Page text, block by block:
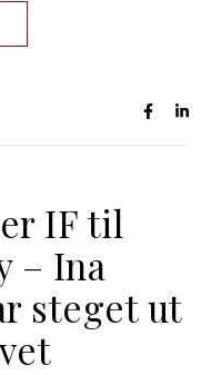
IF til
– Ina
steget ut